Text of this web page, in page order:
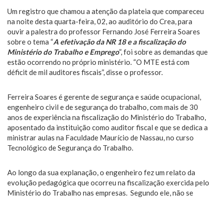
Um registro que chamou a atenção da plateia que compareceu
na noite desta quarta-feira, 02, ao auditório do Crea, para
ouvir a palestra do professor Fernando José Ferreira Soares
sobre o tema “A efetivação da NR 18 e a fiscalização do
Ministério do Trabalho e Emprego”, foi sobre as demandas que
estão ocorrendo no próprio ministério. “O MTE está com
déficit de mil auditores fiscais”, disse o professor.
Ferreira Soares é gerente de segurança e saúde ocupacional,
engenheiro civil e de segurança do trabalho, com mais de 30
anos de experiência na fiscalização do Ministério do Trabalho,
aposentado da instituição como auditor fiscal e que se dedica a
ministrar aulas na Faculdade Maurício de Nassau, no curso
Tecnológico de Segurança do Trabalho.
Ao longo da sua explanação, o engenheiro fez um relato da
evolução pedagógica que ocorreu na fiscalização exercida pelo
Ministério do Trabalho nas empresas. Segundo ele, não se